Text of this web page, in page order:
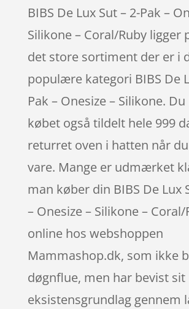
BIBS De Lux Sut – 2-Pak –
Silikone – Coral/Ruby ligger
det store sortiment der er i
populære kategori BIBS De
Pak – Onesize – Silikone.
købet også tildelt hele 999
returret oven i hatten når
vare. Mange er udmærket
man køber din BIBS De Lux
– Onesize – Silikone – Coral/
online hos webshoppen
Mammashop.dk, som ikke
døgnflue, men har bevist sit
eksistensgrundlag gennem